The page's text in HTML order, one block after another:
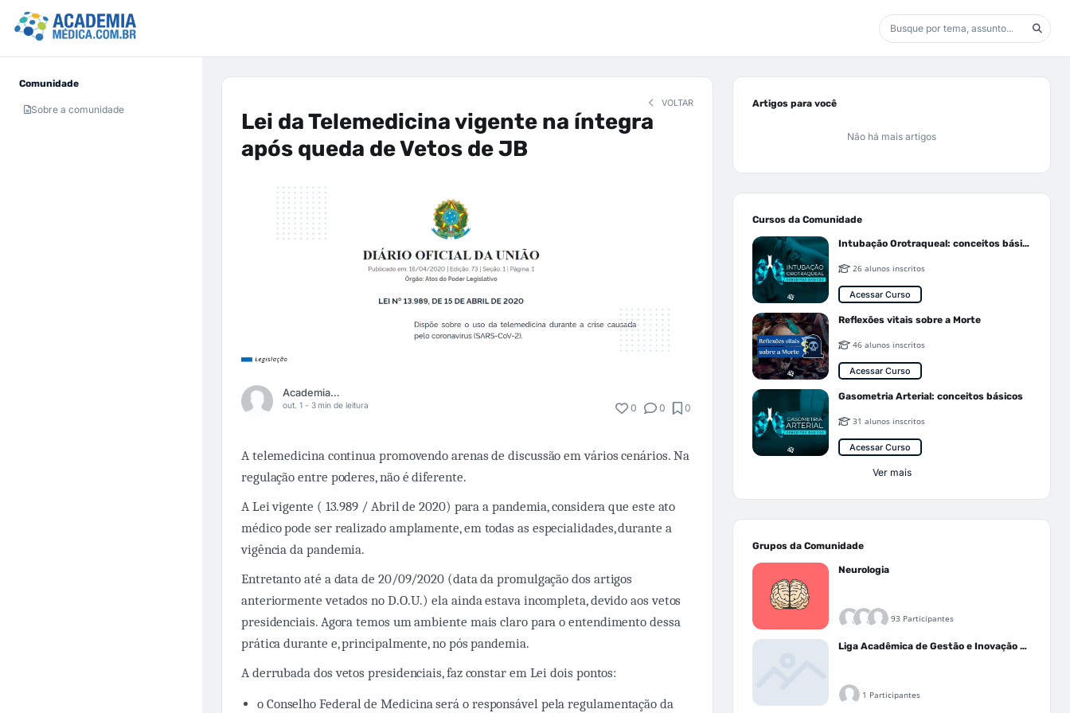
Comunidade
Sobre a comunidade
VOLTAR
Lei da Telemedicina vigente na íntegra
após queda de Vetos de JB
Academia Médica
out. 1 - 3 min de leitura 0 0 0
A telemedicina continua promovendo arenas de discussão em vários cenários. Na
regulação entre poderes, não é diferente.
A Lei vigente ( 13.989 / Abril de 2020) para a pandemia, considera que este ato
médico pode ser realizado amplamente, em todas as especialidades, durante a
vigência da pandemia.
Entretanto até a data de 20/09/2020 (data da promulgação dos artigos
anteriormente vetados no D.O.U.) ela ainda estava incompleta, devido aos vetos
presidenciais. Agora temos um ambiente mais claro para o entendimento dessa
prática durante e, principalmente, no pós pandemia.
A derrubada dos vetos presidenciais, faz constar em Lei dois pontos:
o Conselho Federal de Medicina será o responsável pela regulamentação da
Artigos para você
Não há mais artigos
Cursos da Comunidade
Intubação Orotraqueal: conceitos básicos
26 alunos inscritos
Acessar Curso
Reflexões vitais sobre a Morte
46 alunos inscritos
Acessar Curso
Gasometria Arterial: conceitos básicos
31 alunos inscritos
Acessar Curso
Ver mais
Grupos da Comunidade
Neurologia
93 Participantes
Liga Acadêmica de Gestão e Inovação Médica - LAGIM
1 Participantes